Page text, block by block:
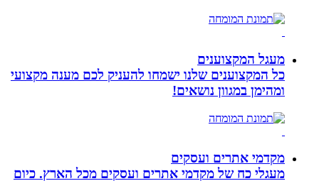
מעגל המקצוענים
כל המקצוענים שלנו ישמחו להעניק לכם מענה מקצועי
ומהימן במגוון נושאים!
מקדמי אתרים ועסקים
מעגלי כח של מקדמי אתרים ועסקים מכל הארץ. כיום